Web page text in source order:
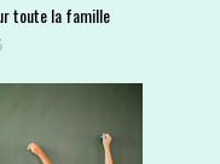
toute la famille